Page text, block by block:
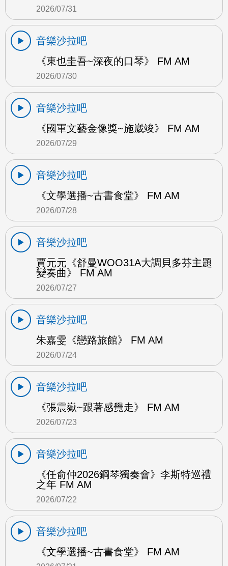
2026/07/31
音樂沙拉吧
《東也圭吾~深夜的口琴》 FM AM
2026/07/30
音樂沙拉吧
《國軍文藝金像獎~施崴竣》 FM AM
2026/07/29
音樂沙拉吧
《文學選播~古書食堂》 FM AM
2026/07/28
音樂沙拉吧
賈元元《舒曼WOO31A大調貝多芬主題
變奏曲》 FM AM
2026/07/27
音樂沙拉吧
朱嘉雯《戀路旅館》 FM AM
2026/07/24
音樂沙拉吧
《張震嶽~跟著感覺走》 FM AM
2026/07/23
音樂沙拉吧
《任俞仲2026鋼琴獨奏會》李斯特巡禮
之年 FM AM
2026/07/22
音樂沙拉吧
《文學選播~古書食堂》 FM AM